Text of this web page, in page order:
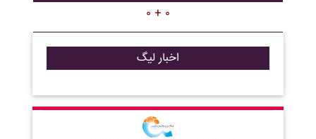
۰ + ۰
اخبار لیگ